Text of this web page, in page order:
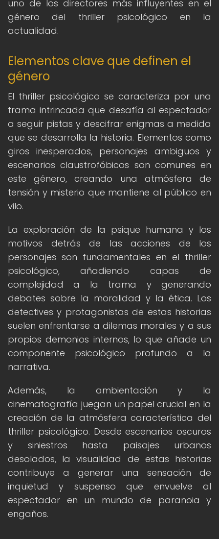
uno de los directores más influyentes en el
género del thriller psicológico en la
actualidad.
Elementos clave que definen el
género
El thriller psicológico se caracteriza por una
trama intrincada que desafía al espectador
a seguir pistas y descifrar enigmas a medida
que se desarrolla la historia. Elementos como
giros inesperados, personajes ambiguos y
escenarios claustrofóbicos son comunes en
este género, creando una atmósfera de
tensión y misterio que mantiene al público en
vilo.
La exploración de la psique humana y los
motivos detrás de las acciones de los
personajes son fundamentales en el thriller
psicológico, añadiendo capas de
complejidad a la trama y generando
debates sobre la moralidad y la ética. Los
detectives y protagonistas de estas historias
suelen enfrentarse a dilemas morales y a sus
propios demonios internos, lo que añade un
componente psicológico profundo a la
narrativa.
Además, la ambientación y la
cinematografía juegan un papel crucial en la
creación de la atmósfera característica del
thriller psicológico. Desde escenarios oscuros
y siniestros hasta paisajes urbanos
desolados, la visualidad de estas historias
contribuye a generar una sensación de
inquietud y suspenso que envuelve al
espectador en un mundo de paranoia y
engaños.